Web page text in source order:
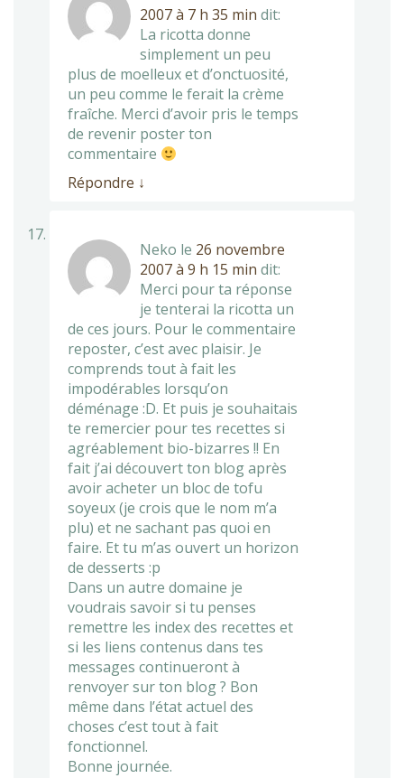
2007 à 7 h 35 min dit:
La ricotta donne
simplement un peu
plus de moelleux et d’onctuosité,
un peu comme le ferait la crème
fraîche. Merci d’avoir pris le temps
de revenir poster ton
commentaire
Répondre ↓
Neko le 26 novembre
2007 à 9 h 15 min dit:
Merci pour ta réponse
je tenterai la ricotta un
de ces jours. Pour le commentaire
reposter, c’est avec plaisir. Je
comprends tout à fait les
impodérables lorsqu’on
déménage :D. Et puis je souhaitais
te remercier pour tes recettes si
agréablement bio-bizarres !! En
fait j’ai découvert ton blog après
avoir acheter un bloc de tofu
soyeux (je crois que le nom m’a
plu) et ne sachant pas quoi en
faire. Et tu m’as ouvert un horizon
de desserts :p
Dans un autre domaine je
voudrais savoir si tu penses
remettre les index des recettes et
si les liens contenus dans tes
messages continueront à
renvoyer sur ton blog ? Bon
même dans l’état actuel des
choses c’est tout à fait
fonctionnel.
Bonne journée.